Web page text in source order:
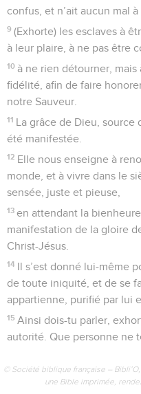
confus, et n’ait aucun mal à
9 (Exhorte) les esclaves à
à leur plaire, à ne pas être
10 à ne rien détourner,
fidélité, afin de faire
notre Sauveur.
11 La grâce de Dieu, source
été manifestée.
12 Elle nous enseigne à
monde, et à vivre dans le
sensée, juste et pieuse,
13 en attendant la
manifestation de la gloire
Christ-Jésus.
14 Il s’est donné lui-même
de toute iniquité, et de se
appartienne, purifié par lui
15 Ainsi dois-tu parler,
autorité. Que personne ne
© Société biblique française –
une Bible imprimée,